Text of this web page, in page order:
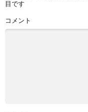
目です
コメント